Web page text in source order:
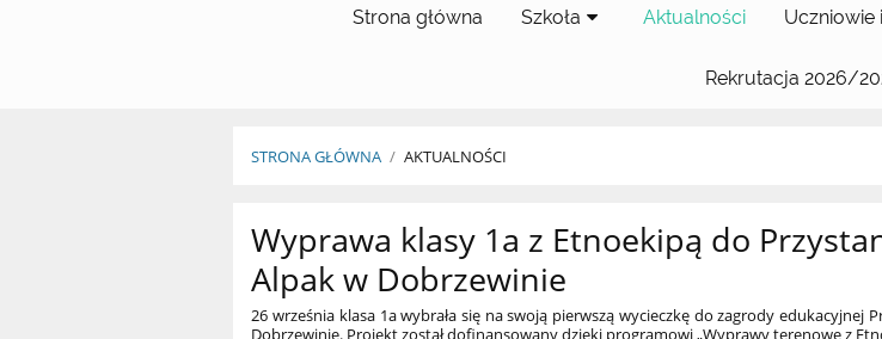
Strona główna Szkoła Aktualności Uczniowie
Rekrutacja 2026/
STRONA GŁÓWNA / AKTUALNOŚCI
Aktualności
Wyprawa klasy 1a z Etnoekipą do
Alpak w Dobrzewinie
26 września klasa 1a wybrała się na swoją pierwszą wycieczkę do zagrody edukacyjnej